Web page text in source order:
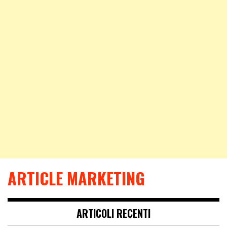
ARTICLE MARKETING
ARTICOLI RECENTI